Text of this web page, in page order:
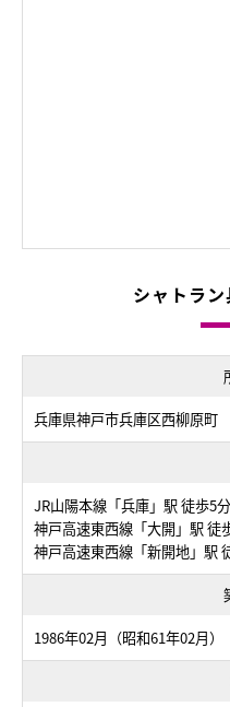
シャトラ
兵庫県神戸市兵庫区西柳原町
JR山陽本線「兵庫」駅 徒歩5分
神戸高速東西線「大開」駅 徒
神戸高速東西線「新開地」駅
1986年02月（昭和61年02月）